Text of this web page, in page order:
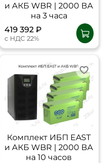
и АКБ WBR | 2000 ВА
на 3 часа
419 392 ₽
с НДС 22%
Комплект ИБП EAST
и АКБ WBR | 2000 ВА
на 10 часов